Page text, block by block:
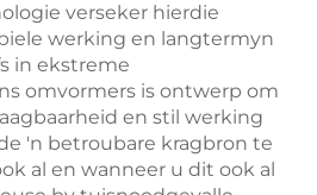
verseker hierdie
werking en langtermyn
in ekstreme
omvormers is ontwerp om
en stil werking
'n betroubare kragbron te
al en wanneer u dit ook al